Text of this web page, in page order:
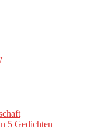
5 Gedichten